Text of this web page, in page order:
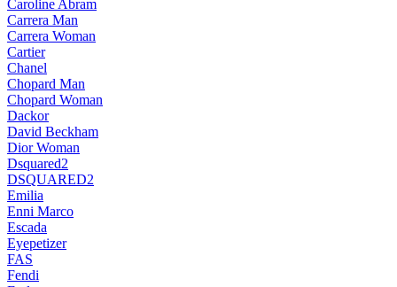
Caroline Abram
Carrera Man
Carrera Woman
Cartier
Chanel
Chopard Man
Chopard Woman
Dackor
David Beckham
Dior Woman
Dsquared2
DSQUARED2
Emilia
Enni Marco
Escada
Eyepetizer
FAS
Fendi